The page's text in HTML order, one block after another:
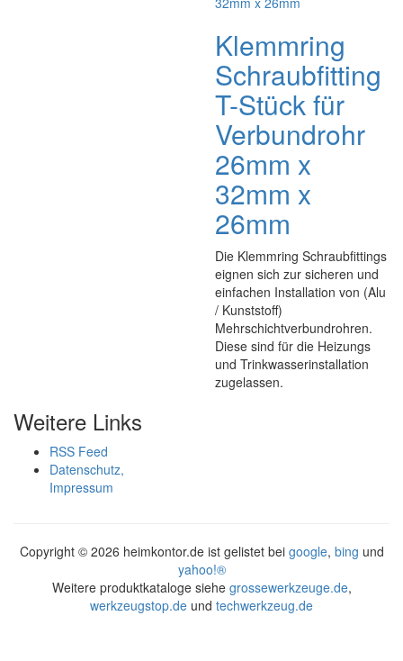
Klemmring
Schraubfitting
T-Stück für
Verbundrohr
26mm x
32mm x
26mm
Die Klemmring Schraubfittings
eignen sich zur sicheren und
einfachen Installation von (Alu
/ Kunststoff)
Mehrschichtverbundrohren.
Diese sind für die Heizungs
und Trinkwasserinstallation
zugelassen.
Weitere Links
RSS Feed
Datenschutz,
Impressum
Copyright © 2026 heimkontor.de ist gelistet bei google, bing und
yahoo!®
Weitere produktkataloge siehe grossewerkzeuge.de,
werkzeugstop.de und techwerkzeug.de